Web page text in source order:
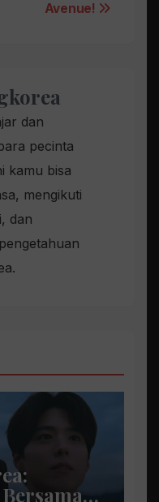
Avenue!
dan
pecinta
kamu bisa
mengikuti
dan